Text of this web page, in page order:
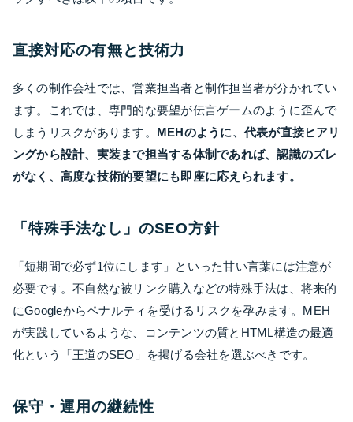
直接対応の有無と技術力
多くの制作会社では、営業担当者と制作担当者が分かれてい
ます。これでは、専門的な要望が伝言ゲームのように歪んで
しまうリスクがあります。 MEHのように、代表が直接ヒアリ
ングから設計、実装まで担当する体制であれば、認識のズレ
がなく、高度な技術的要望にも即座に応えられます。
「特殊手法なし」のSEO方針
「短期間で必ず1位にします」といった甘い言葉には注意が
必要です。不自然な被リンク購入などの特殊手法は、将来的
にGoogleからペナルティを受けるリスクを孕みます。MEH
が実践しているような、コンテンツの質とHTML構造の最適
化という「王道のSEO」を掲げる会社を選ぶべきです。
保守・運用の継続性